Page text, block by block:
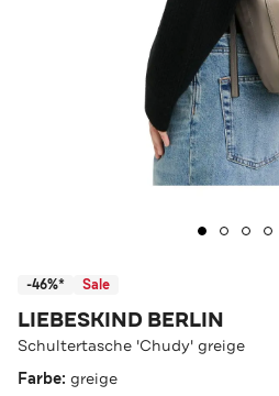
-46%* Sale
LIEBESKIND BERLIN
Schultertasche 'Chudy' greige
Farbe: greige